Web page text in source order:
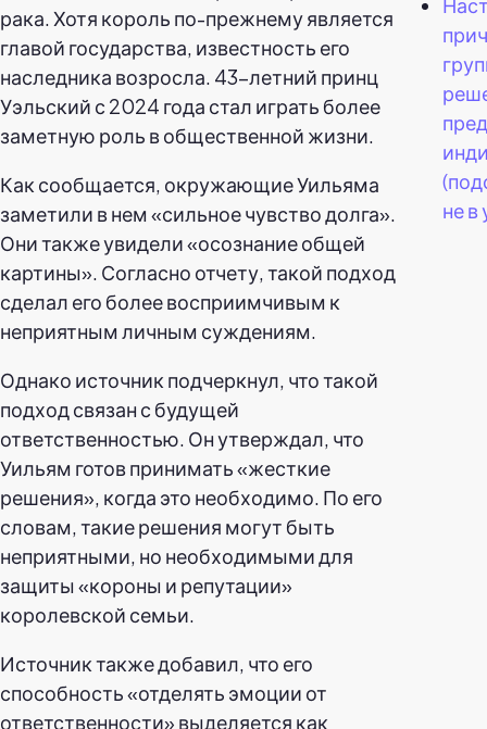
рака. Хотя король по-прежнему является
главой государства, известность его
наследника возросла. 43-летний принц
Уэльский с 2024 года стал играть более
заметную роль в общественной жизни.
Как сообщается, окружающие Уильяма
заметили в нем «сильное чувство долга».
Они также увидели «осознание общей
картины». Согласно отчету, такой подход
сделал его более восприимчивым к
неприятным личным суждениям.
Однако источник подчеркнул, что такой
подход связан с будущей
ответственностью. Он утверждал, что
Уильям готов принимать «жесткие
решения», когда это необходимо. По его
словам, такие решения могут быть
неприятными, но необходимыми для
защиты «короны и репутации»
королевской семьи.
Источник также добавил, что его
способность «отделять эмоции от
ответственности» выделяется как
не в